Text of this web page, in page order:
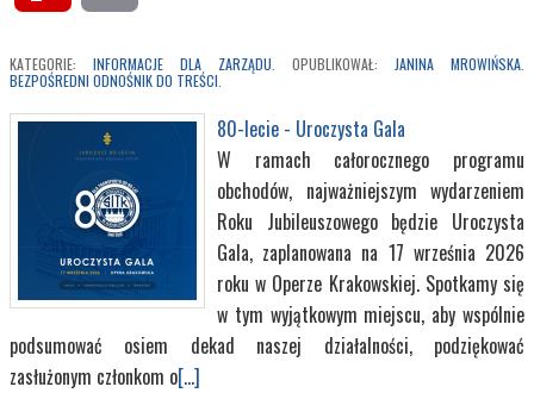
KATEGORIE: INFORMACJE DLA ZARZĄDU . OPUBLIKOWAŁ: JANINA MROWIŃSKA
BEZPOŚREDNI ODNOŚNIK DO TREŚCI
80-lecie - Uroczysta Gala
W ramach całorocznego programu
obchodów, najważniejszym wydarzeniem
Roku Jubileuszowego będzie Uroczysta
Gala, zaplanowana na 17 września 2026
roku w Operze Krakowskiej. Spotkamy się
w tym wyjątkowym miejscu, aby wspólnie
podsumować osiem dekad naszej działalności, podziękować
zasłużonym członkom o[...]